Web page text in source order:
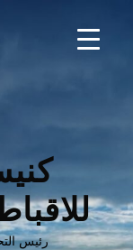
رئيس